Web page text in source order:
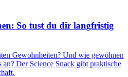
So tust du dir langfristig
Gewohnheiten? Und wie gewöhnen
Der Science Snack gibt praktische